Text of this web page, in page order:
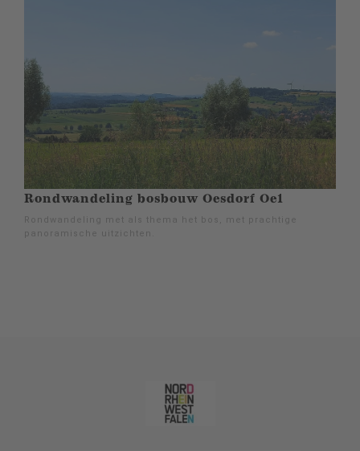
Rondwandeling bosbouw Oesdorf Oe1
Rondwandeling met als thema het bos, met prachtige
panoramische uitzichten.